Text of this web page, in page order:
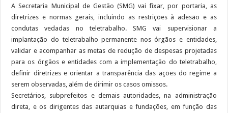
A Secretaria Municipal de Gestão (SMG) vai fixar, por portaria, as
diretrizes e normas gerais, incluindo as restrições à adesão e as
condutas vedadas no teletrabalho. SMG vai supervisionar a
implantação do teletrabalho permanente nos órgãos e entidades,
validar e acompanhar as metas de redução de despesas projetadas
para os órgãos e entidades com a implementação do teletrabalho,
definir diretrizes e orientar a transparência das ações do regime a
serem observadas, além de dirimir os casos omissos.
Secretários, subprefeitos e demais autoridades, na administração
direta, e os dirigentes das autarquias e fundações, em função das